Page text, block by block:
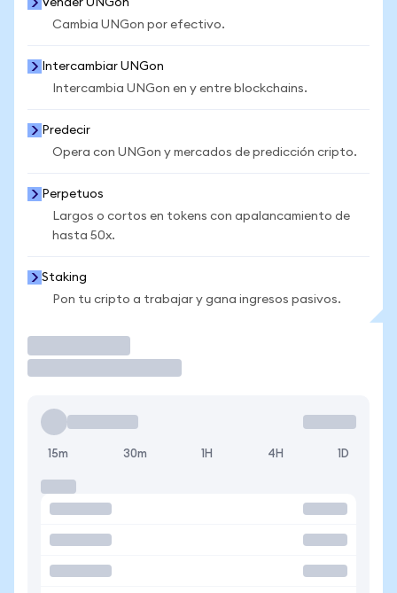
Vender UNGon
Cambia UNGon por efectivo.
Intercambiar UNGon
Intercambia UNGon en y entre blockchains.
Predecir
Opera con UNGon y mercados de predicción cripto.
Perpetuos
Largos o cortos en tokens con apalancamiento de
hasta 50x.
Staking
Pon tu cripto a trabajar y gana ingresos pasivos.
15m 30m 1H 4H 1D